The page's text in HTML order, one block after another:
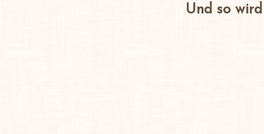
Und so